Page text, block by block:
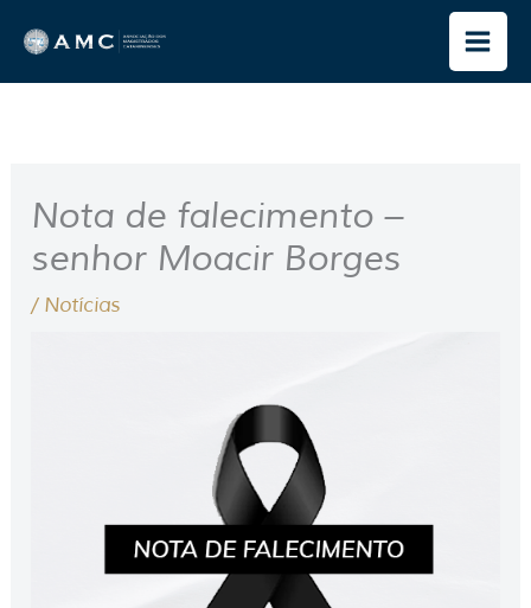
para
o
Nota de falecimento –
senhor Moacir Borges
/ Notícias